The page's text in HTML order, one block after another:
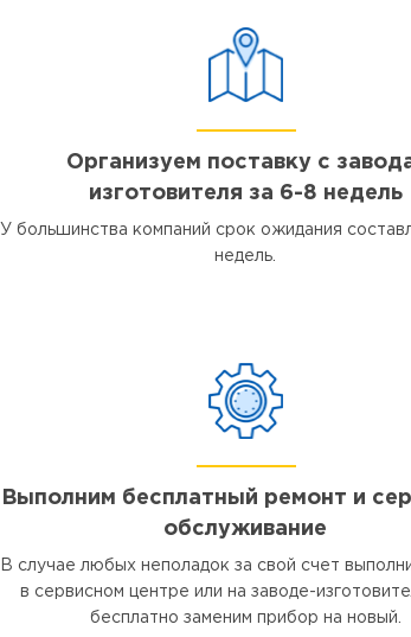
Организуем поставку с
изготовителя за 6-8 недель
У большинства компаний срок ожидания
недель.
Выполним бесплатный ремонт и
обслуживание
В случае любых неполадок за свой счет
в сервисном центре или на заводе-
бесплатно заменим прибор на новый.